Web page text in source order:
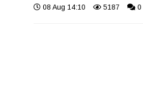
08 Aug 14:10 5187 0